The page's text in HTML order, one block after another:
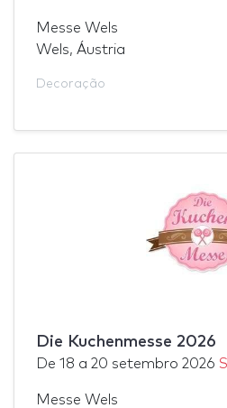
Messe Wels
Wels, Áustria
Decoração
Die Kuchenmesse 2026
De 18 a 20 setembro 2026
Messe Wels